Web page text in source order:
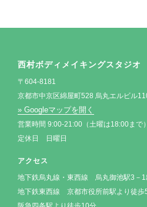
西村ボディメイキングスタジオ
〒604-8181
京都市中京区綿屋町528 烏丸エルビル
» Googleマップを開く
営業時間 9:00-21:00（土曜は18:00まで）
定休日 日曜日
アクセス
地下鉄烏丸線・東西線 烏丸御池駅3－1
地下鉄東西線 京都市役所前駅より徒歩